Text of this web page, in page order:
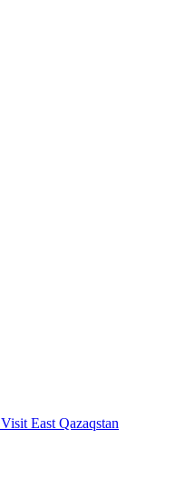
Visit East Qazaqstan